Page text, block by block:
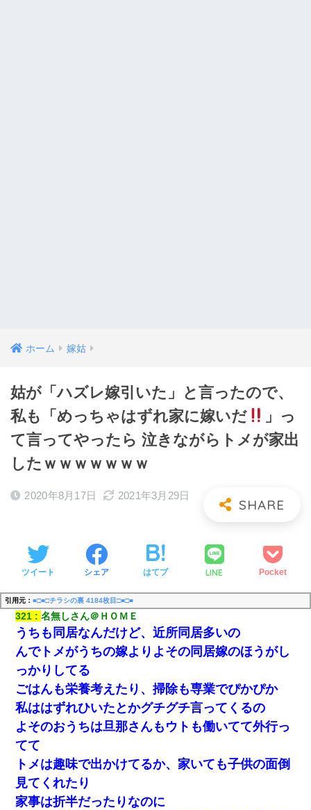
ホーム 嫁姑
姑が「ハズレ嫁引いた」と言ったので、
私も「めっちゃはずれ家に嫁いだ
」っ
て言ってやったら 泣きながらトメが家出
したｗｗｗｗｗｗｗ
2020年8月17日 2021年3月29日
ツイート シェア はてブ LINE Pocket
引用元： ■□■□チラシの裏 4184枚目□■□■
321 名無しさん＠ＨＯＭＥ
うちも同居なんだけど、近所同居多いの
んでトメがうちの嫁よりよその同居嫁のほうがし
っかりしてる
ごはんも栄養考えたり、掃除も専業でぴかぴか
私ははずれひいたとかグチグチ言ってくるの
よそのおうちは旦那さんもウトも働いてて外行っ
てて
トメは趣味で出かけてるか、家いても子供の面倒
見てくれたり
家事は折半だったりなのに